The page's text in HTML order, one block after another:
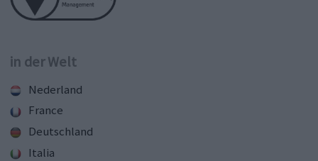
in der Welt
Nederland
France
Deutschland
Italia